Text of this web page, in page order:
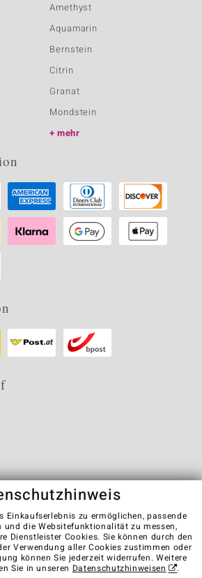
Amethyst
Aquamarin
Bernstein
Citrin
Granat
Mondstein
mehr
Datenschutz Cookies
Impressum
Vertrag widerrufen
Einkaufserlebnis zu ermöglichen, passende
und die Websitefunktionalität zu messen,
Dienstleister Cookies. Sie können durch den
Verwendung aller Cookies zustimmen oder
können Sie jederzeit widerrufen. Weitere
Sie in unseren Datenschutzhinweisen .